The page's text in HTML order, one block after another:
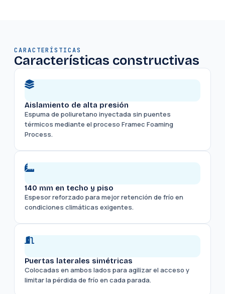
CARACTERÍSTICAS
Características constructivas
Aislamiento de alta presión
Espuma de poliuretano inyectada sin puentes
térmicos mediante el proceso Framec Foaming
Process.
140 mm en techo y piso
Espesor reforzado para mejor retención de frío en
condiciones climáticas exigentes.
Puertas laterales simétricas
Colocadas en ambos lados para agilizar el acceso y
limitar la pérdida de frío en cada parada.